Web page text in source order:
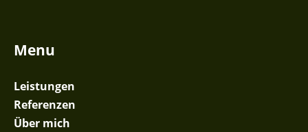
Menu
Leistungen
Referenzen
Über mich